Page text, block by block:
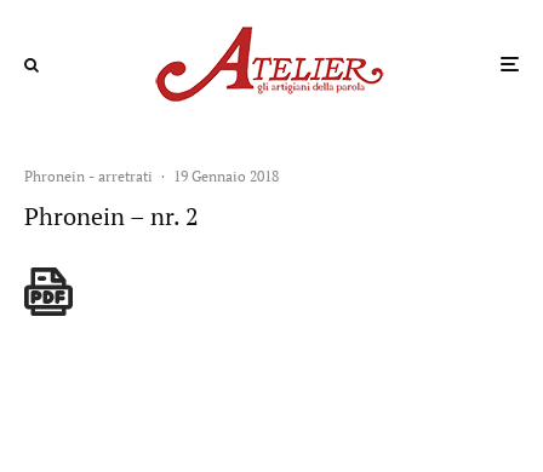
Phronein - arretrati · 19 Gennaio 2018
Phronein – nr. 2